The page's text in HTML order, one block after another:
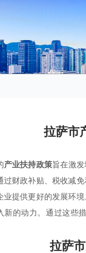
拉萨市
产业扶持政策旨在激
过财政补贴、税收减
业提供更好的发展环
新的动力。通过这些
拉萨